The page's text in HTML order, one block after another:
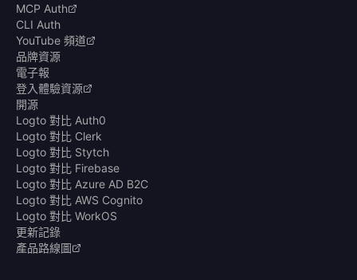
MCP Auth
CLI Auth
YouTube 頻道
品牌資源
電子報
登入體驗資源
開源
Logto 對比 Auth0
Logto 對比 Clerk
Logto 對比 Stytch
Logto 對比 Firebase
Logto 對比 Azure AD B2C
Logto 對比 AWS Cognito
Logto 對比 WorkOS
更新記錄
產品路線圖